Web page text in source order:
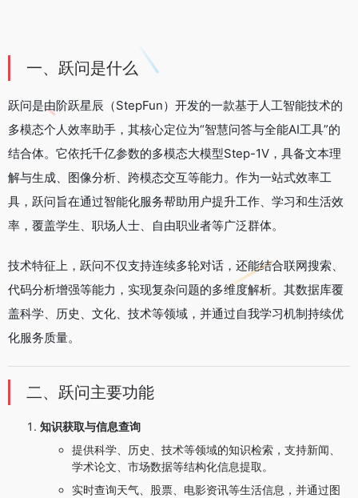
一、跃问是什么
跃问是由阶跃星辰（StepFun）开发的一款基于人工智能技术的
多模态个人效率助手，其核心定位为“智慧问答与全能AI工具”的
结合体。它依托千亿参数的多模态大模型Step-1V，具备文本理
解与生成、图像分析、跨模态交互等能力。作为一站式效率工
具，跃问旨在通过智能化服务帮助用户提升工作、学习和生活效
率，覆盖学生、职场人士、自由职业者等广泛群体。
技术特征上，跃问不仅支持连续多轮对话，还能结合联网搜索、
代码分析增强等能力，实现复杂问题的多维度解析。其数据库覆
盖科学、历史、文化、技术等领域，并通过自我学习机制持续优
化服务质量。
二、跃问主要功能
知识获取与信息查询
提供科学、历史、技术等领域的知识检索，支持新闻、
学术论文、市场数据等结构化信息提取。
实时查询天气、股票、电影资讯等生活信息，并通过图